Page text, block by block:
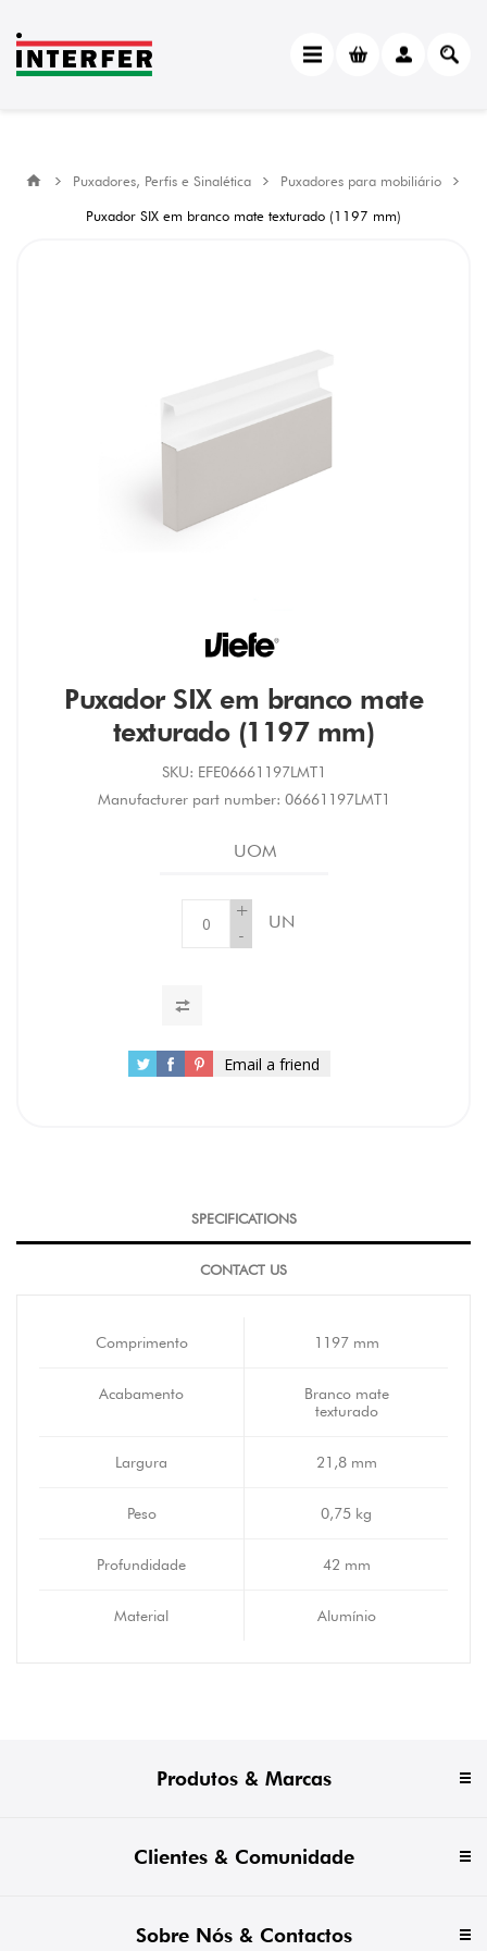
Puxadores, Perfis e Sinalética
Puxadores para mobiliário
Puxador SIX em branco mate texturado (1197 mm)
Puxador SIX em branco mate
texturado (1197 mm)
SKU: EFE06661197LMT1
Manufacturer part number: 06661197LMT1
UOM
+
-
UN
Email a friend
SPECIFICATIONS
CONTACT US
Comprimento 1197 mm
Acabamento
Branco mate
texturado
Largura 21,8 mm
Peso 0,75 kg
Profundidade 42 mm
Material Alumínio
Produtos & Marcas
Clientes & Comunidade
Sobre Nós & Contactos